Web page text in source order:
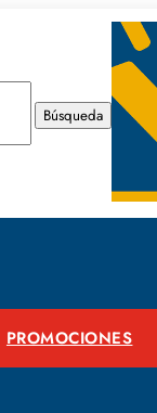
PROMOCIONES